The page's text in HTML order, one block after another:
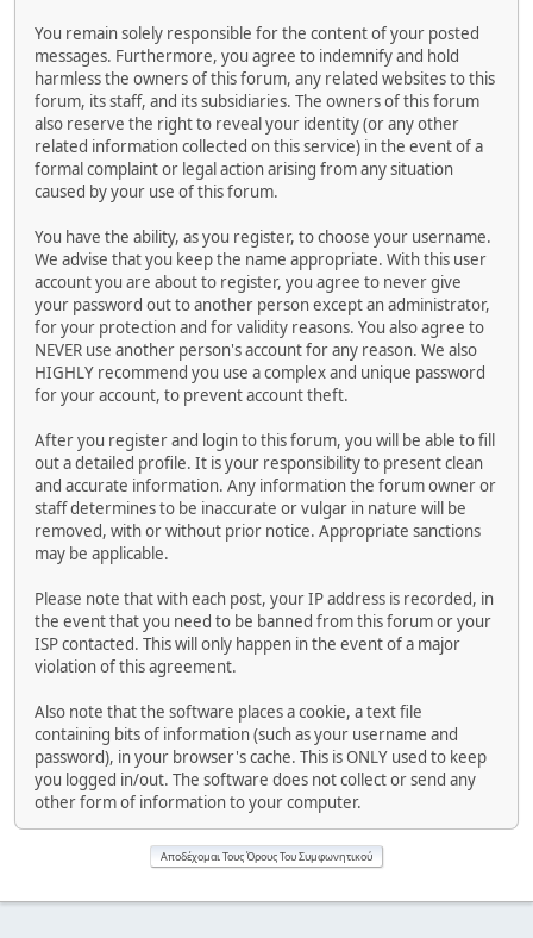
You remain solely responsible for the content of your posted
messages. Furthermore, you agree to indemnify and hold
harmless the owners of this forum, any related websites to this
forum, its staff, and its subsidiaries. The owners of this forum
also reserve the right to reveal your identity (or any other
related information collected on this service) in the event of a
formal complaint or legal action arising from any situation
caused by your use of this forum.
You have the ability, as you register, to choose your username.
We advise that you keep the name appropriate. With this user
account you are about to register, you agree to never give
your password out to another person except an administrator,
for your protection and for validity reasons. You also agree to
NEVER use another person's account for any reason. We also
HIGHLY recommend you use a complex and unique password
for your account, to prevent account theft.
After you register and login to this forum, you will be able to fill
out a detailed profile. It is your responsibility to present clean
and accurate information. Any information the forum owner or
staff determines to be inaccurate or vulgar in nature will be
removed, with or without prior notice. Appropriate sanctions
may be applicable.
Please note that with each post, your IP address is recorded, in
the event that you need to be banned from this forum or your
ISP contacted. This will only happen in the event of a major
violation of this agreement.
Also note that the software places a cookie, a text file
containing bits of information (such as your username and
password), in your browser's cache. This is ONLY used to keep
you logged in/out. The software does not collect or send any
other form of information to your computer.